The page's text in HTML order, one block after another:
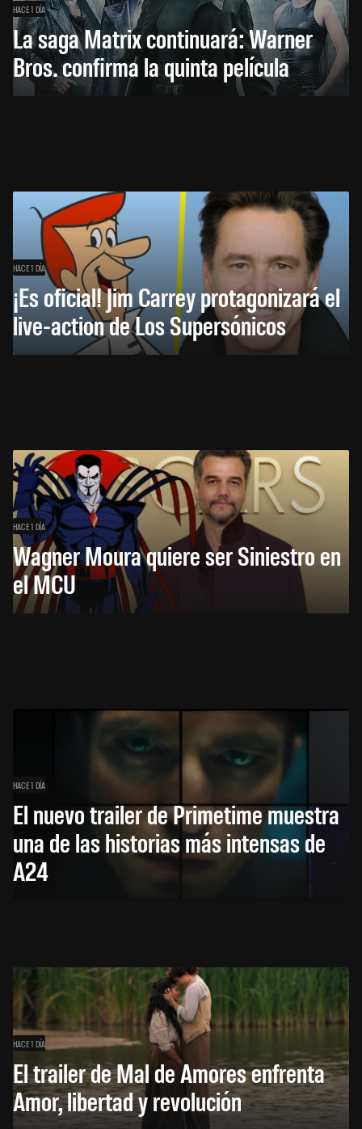
HACE 1 DÍA
La saga Matrix continuará: Warner
Bros. confirma la quinta película
HACE 1 DÍA
¡Es oficial! Jim Carrey protagonizará el
live-action de Los Supersónicos
HACE 1 DÍA
Wagner Moura quiere ser Siniestro en
el MCU
HACE 1 DÍA
El nuevo trailer de Primetime muestra
una de las historias más intensas de
A24
HACE 1 DÍA
El trailer de Mal de Amores enfrenta
Amor, libertad y revolución